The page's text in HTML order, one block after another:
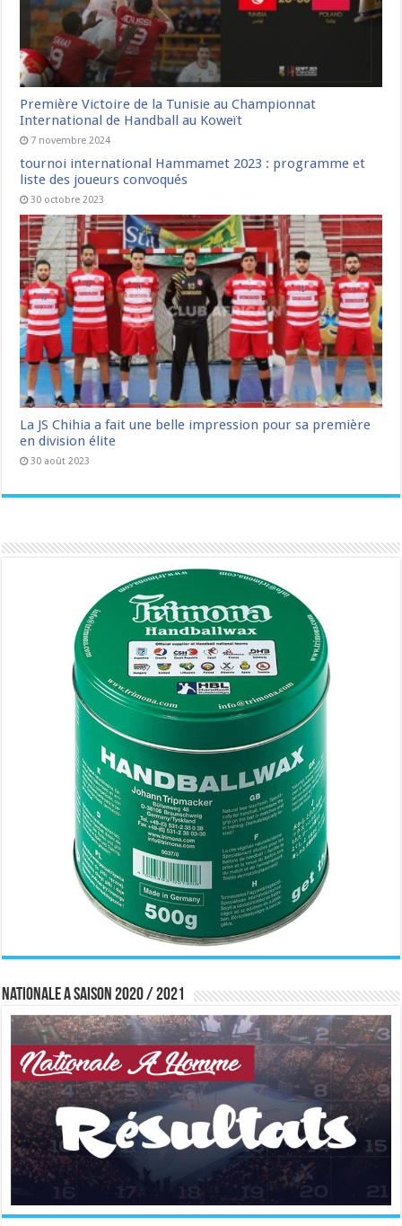
Première Victoire de la Tunisie au Championnat
International de Handball au Koweït
7 novembre 2024
tournoi international Hammamet 2023 : programme et
liste des joueurs convoqués
30 octobre 2023
La JS Chihia a fait une belle impression pour sa première
en division élite
30 août 2023
Nationale A saison 2020 / 2021